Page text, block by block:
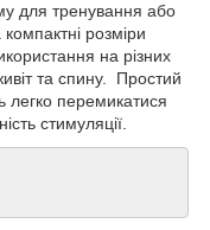
для тренування або
розміри
на різних
та спину. Простий
легко перемикатися
стимуляції.